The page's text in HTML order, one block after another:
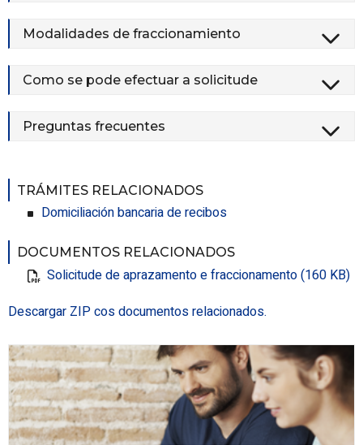
Modalidades de fraccionamiento
Como se pode efectuar a solicitude
Preguntas frecuentes
TRÁMITES RELACIONADOS
Domiciliación bancaria de recibos
DOCUMENTOS RELACIONADOS
Solicitude de aprazamento e fraccionamento (160 KB)
Descargar ZIP cos documentos relacionados.